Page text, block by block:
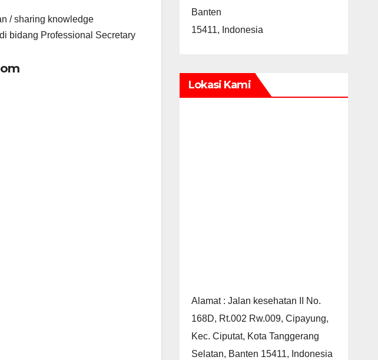
/ sharing knowledge
bidang Professional Secretary
Banten
15411, Indonesia
Lokasi Kami
Alamat : Jalan kesehatan II No.
168D, Rt.002 Rw.009, Cipayung,
Kec. Ciputat, Kota Tanggerang
Selatan, Banten 15411, Indonesia